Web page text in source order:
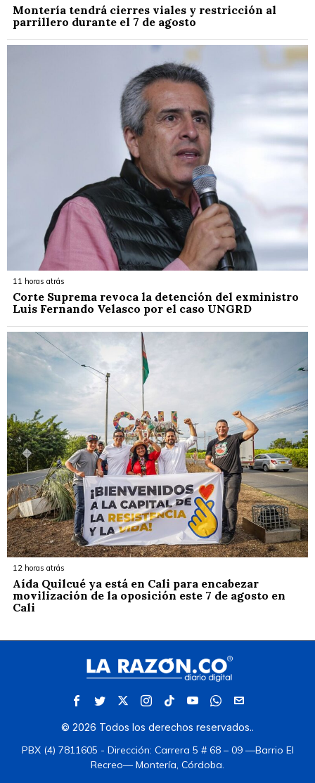
Montería tendrá cierres viales y restricción al
parrillero durante el 7 de agosto
11 horas atrás
Corte Suprema revoca la detención del exministro
Luis Fernando Velasco por el caso UNGRD
12 horas atrás
Aída Quilcué ya está en Cali para encabezar
movilización de la oposición este 7 de agosto en
Cali
© 2026 Todos los derechos reservados..
PBX (4) 7811605 - Dirección: Carrera 5 # 68 – 09 —Barrio El
Recreo— Montería, Córdoba.